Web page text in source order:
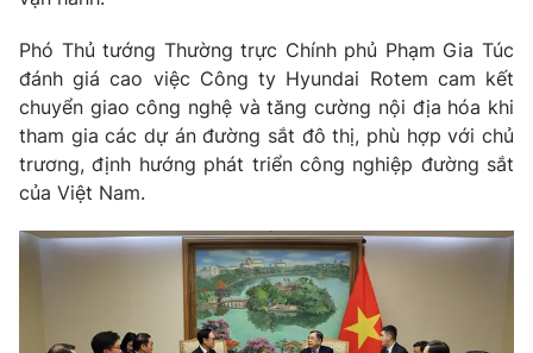
Ðiện thoại Thời báo VTV:024.66 897 897
Email: toasoan@vtv.vn
Liên hệ quảng cáo:024-7300.7108
Phó Thủ tướng Thường trực Chính phủ Phạm Gia Túc
đánh giá cao việc Công ty Hyundai Rotem cam kết
chuyển giao công nghệ và tăng cường nội địa hóa khi
tham gia các dự án đường sắt đô thị, phù hợp với chủ
trương, định hướng phát triển công nghiệp đường sắt
của Việt Nam.